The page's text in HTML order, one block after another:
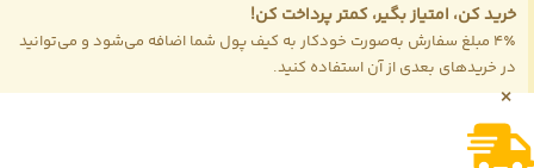
خرید کن، امتیاز بگیر، کمتر پرداخت کن!
4٪ مبلغ سفارش به‌صورت خودکار به کیف پول شما اضافه می‌شود و می‌توانید
در خریدهای بعدی از آن استفاده کنید.
×